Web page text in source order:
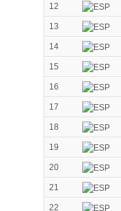
12
13
14
15
16
17
18
19
20
21
22